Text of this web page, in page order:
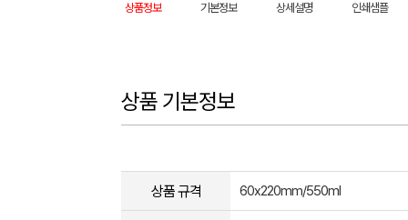
상품정보 기본정보 상세설명 인쇄샘플
상품 기본정보
상품 규격 60x220mm/550ml